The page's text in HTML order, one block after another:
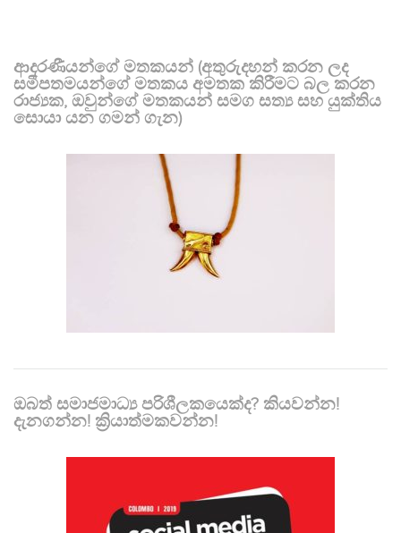
ආදරණීයන්ගේ මතකයන් (අතුරුදහන් කරන ලද
සමීපතමයන්ගේ මතකය අමතක කිරීමට බල කරන
රාජ්‍යක, ඔවුන්ගේ මතකයන් සමග සත්‍ය සහ යුක්තිය
සොයා යන ගමන් ගැන)
ඔබත් සමාජමාධ්‍ය පරිශීලකයෙක්ද? කියවන්න!
දැනගන්න! ක්‍රියාත්මකවන්න!